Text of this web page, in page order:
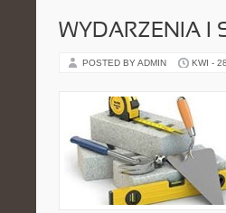
WYDARZENIA I
POSTED BY ADMIN KWI -